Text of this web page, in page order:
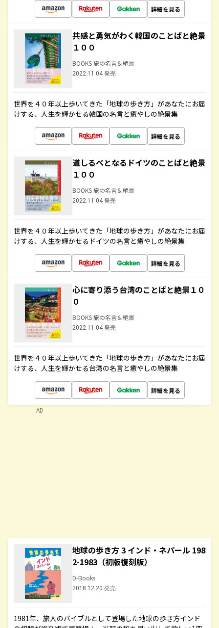
詳細を見る
共感と勇気がわく韓国のことばと絶景
１００
BOOKS 旅の名言＆絶景
2022.11.04 発売
世界を４０年以上歩いてきた「地球の歩き方」があなたにお届
けする、人生を輝かせる韓国の名言と癒やしの絶景集
詳細を見る
道しるべとなるドイツのことばと絶景
１００
BOOKS 旅の名言＆絶景
2022.11.04 発売
世界を４０年以上歩いてきた「地球の歩き方」があなたにお届
けする、人生を輝かせるドイツの名言と癒やしの絶景集
詳細を見る
心に寄り添う台湾のことばと絶景１０
０
BOOKS 旅の名言＆絶景
2022.11.04 発売
世界を４０年以上歩いてきた「地球の歩き方」があなたにお届
けする、人生を輝かせる台湾の名言と癒やしの絶景集
詳細を見る
地球の歩き方 3 インド・ネパール 198
2-1983（初版復刻版）
D-Books
2018.12.20 発売
1981年、旅人のバイブルとして登場した地球の歩き方インド
AD